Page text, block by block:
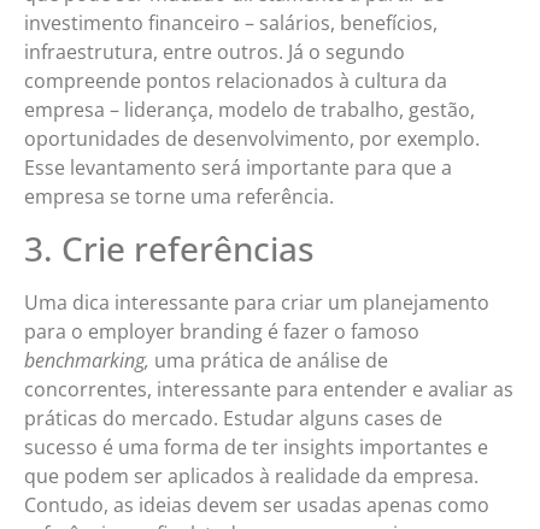
investimento financeiro – salários, benefícios,
infraestrutura, entre outros. Já o segundo
compreende pontos relacionados à cultura da
empresa – liderança, modelo de trabalho, gestão,
oportunidades de desenvolvimento, por exemplo.
Esse levantamento será importante para que a
empresa se torne uma referência.
3. Crie referências
Uma dica interessante para criar um planejamento
para o employer branding é fazer o famoso
benchmarking, uma prática de análise de
concorrentes, interessante para entender e avaliar as
práticas do mercado. Estudar alguns cases de
sucesso é uma forma de ter insights importantes e
que podem ser aplicados à realidade da empresa.
Contudo, as ideias devem ser usadas apenas como